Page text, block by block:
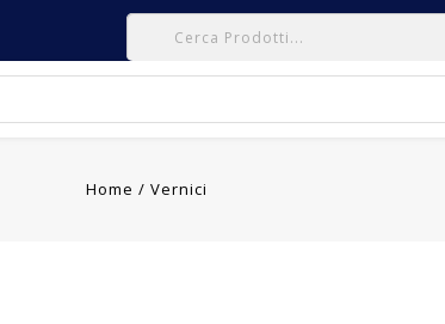
Home Vernici